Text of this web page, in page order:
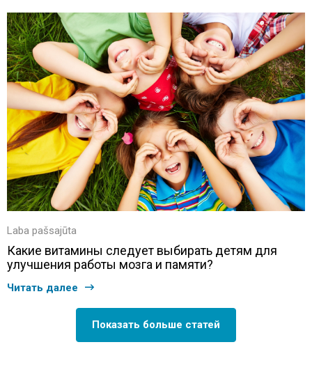
Laba pašsajūta
Какие витамины следует выбирать детям для
улучшения работы мозга и памяти?
Читать далее
Показать больше статей